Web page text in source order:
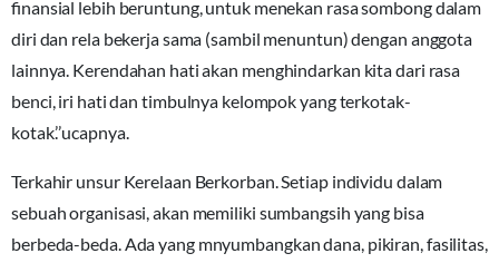
finansial lebih beruntung, untuk menekan rasa sombong dalam
diri dan rela bekerja sama (sambil menuntun) dengan anggota
lainnya. Kerendahan hati akan menghindarkan kita dari rasa
benci, iri hati dan timbulnya kelompok yang terkotak-
kotak.’’ucapnya.
Terkahir unsur Kerelaan Berkorban. Setiap individu dalam
sebuah organisasi, akan memiliki sumbangsih yang bisa
berbeda-beda. Ada yang mnyumbangkan dana, pikiran, fasilitas,